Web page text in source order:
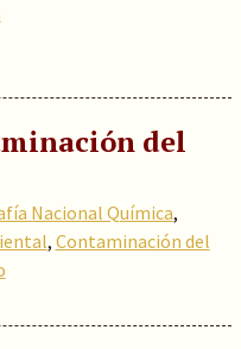
del
Nacional Química,
, Contaminación del